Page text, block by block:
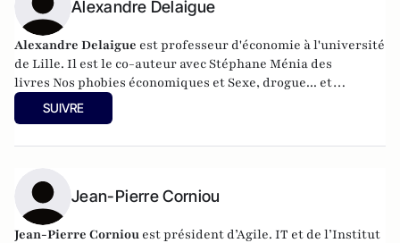
Alexandre Delaigue
Alexandre Delaigue estprofesseur d'économie à l'université
de Lille. Il est le co-auteur avec Stéphane Ménia des
livres Nos phobies économiques etSexe, drogue... et
économie : pas de sujet tabou pour les économistes
chez Pearson). Son site :
SUIVRE
Jean-Pierre Corniou
Jean-Pierre Corniou est président d’Agile. IT et de l’Institut